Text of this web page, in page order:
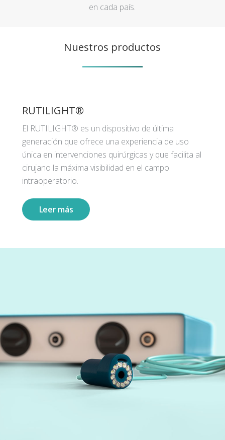
en cada país.
Nuestros productos
RUTILIGHT®
El RUTILIGHT® es un dispositivo de última
generación que ofrece una experiencia de uso
única en intervenciones quirúrgicas y que facilita al
cirujano la máxima visibilidad en el campo
intraoperatorio.
Leer más